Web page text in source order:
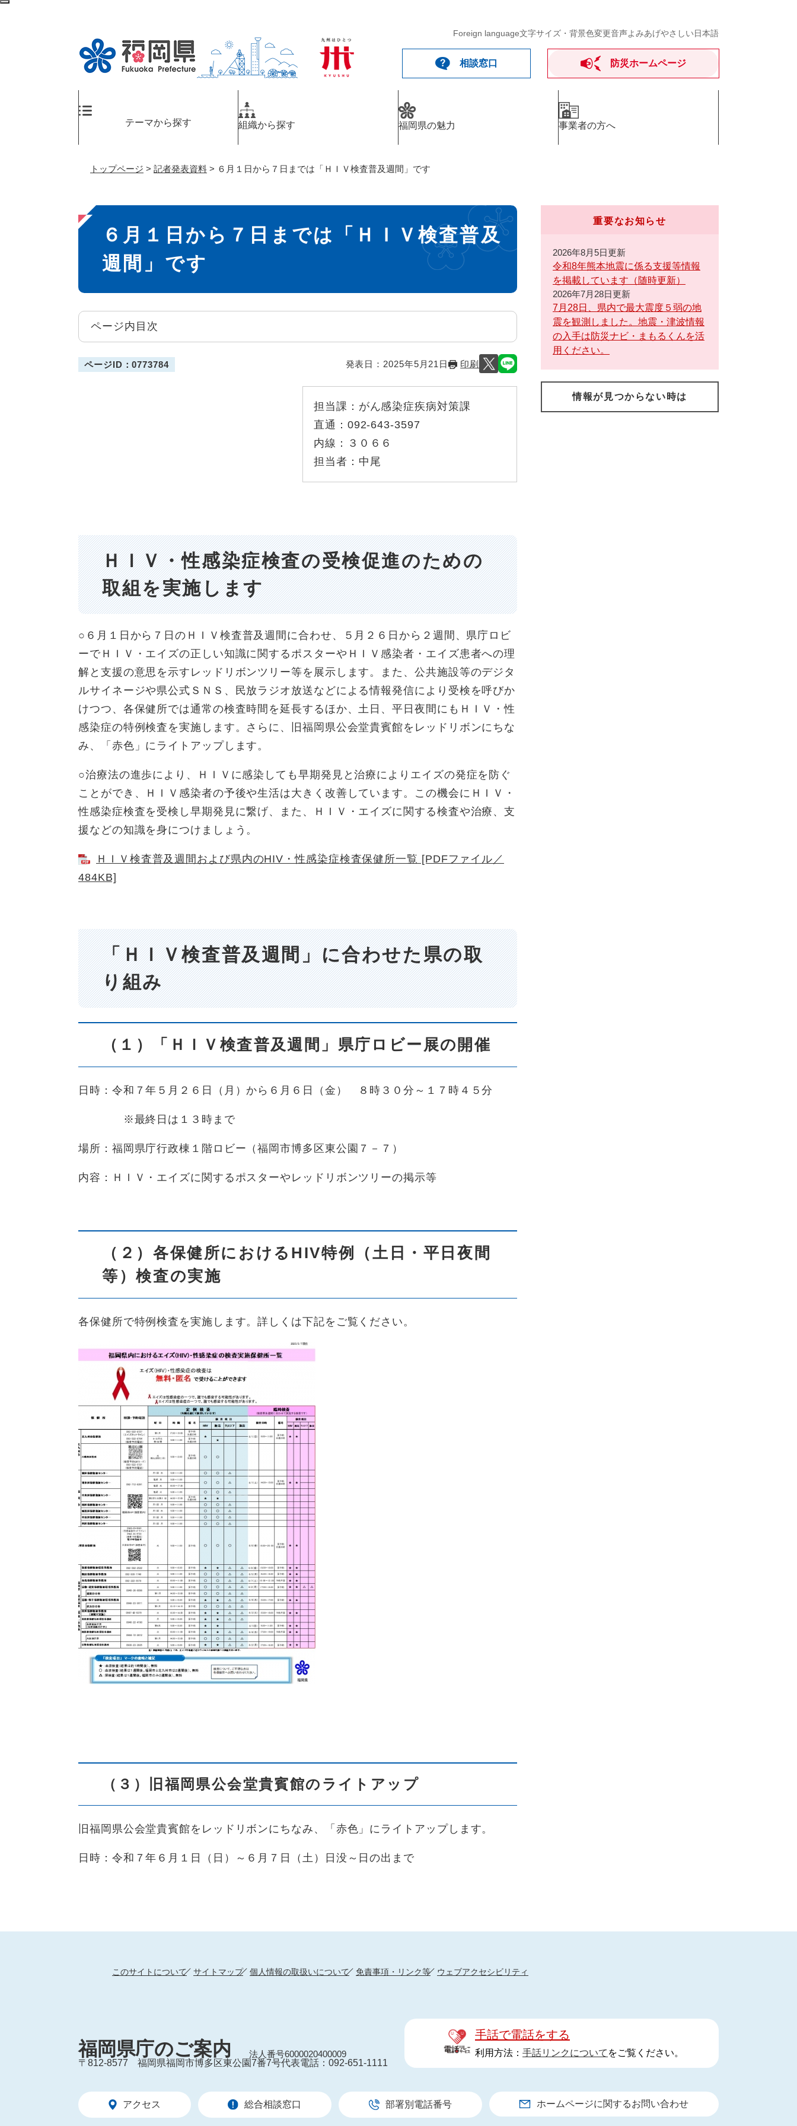
ペ
メ
Foreign language文字サイズ・背景色変更音声よみあげやさしい日本語
相談窓口 防災ホームページ
テーマから探す 組織から探す 福岡県の魅力 事業者の方へ
トップページ > 記者発表資料 > ６月１日から７日までは「ＨＩＶ検査普及週間」です
本
文
６月１日から７日までは「ＨＩＶ検査普及
週間」です
ページ内目次
ページID：0773784 発表日： 2025年5月21日 印刷
担当課： がん感染症疾病対策課
直通： 092-643-3597
内線：
３０６６
担当者： 中尾
ＨＩＶ・性感染症検査の受検促進のための
取組を実施します
○６月１日から７日の ＨＩＶ検査普及週間に合わせ、５月２６日から２週間、県庁ロビ
ーでＨＩＶ・エイズの正しい知識に関するポスターやＨＩＶ感染者・エイズ患者への理
解と支援の意思を示すレッドリボンツリー等を展示します。また、公共施設等のデジタ
ルサイネージや県公式ＳＮＳ、民放ラジオ放送などによる情報発信により受検を呼びか
けつつ、各保健所では通常の検査時間を延長するほか、土日、平日夜間にもＨＩＶ・性
感染症の特例検査を実施します。さらに、旧福岡県公会堂貴賓館をレッドリボンにちな
み、「赤色」にライトアップします。
○治療法の進歩により、ＨＩＶに感染しても早期発見と治療によりエイズの発症を防ぐ
ことができ、ＨＩＶ感染者の予後や生活は大きく改善しています。この機会にＨＩＶ・
性感染症検査を受検し早期発見に繋げ、また、ＨＩＶ・エイズに関する検査や治療、支
援などの知識を身につけましょう。
ＨＩＶ検査普及週間および県内のHIV・性感染症検査保健所一覧 [PDFファイル／
484KB]
「ＨＩＶ検査普及週間」に合わせた県の取
り組み
（１）「ＨＩＶ検査普及週間」県庁ロビー展の開催
日時：令和７年５月２６日（月）から６月６日（金） ８時３０分～１７時４５分
※最終日は１３時まで
場所：福岡県庁行政棟１階ロビー（福岡市博多区東公園７－７）
内容：ＨＩＶ・エイズに関するポスターやレッドリボンツリーの掲示等
（２）各保健所におけるHIV特例（土日・平日夜間
等）検査の実施
各保健所で特例検査を実施します。詳しくは下記をご覧ください。
（３）旧福岡県公会堂貴賓館のライトアップ
旧福岡県公会堂貴賓館をレッドリボンにちなみ、「赤色」にライトアップします。
日時：令和７年６月１日（日）～６月７日（土）日没～日の出まで
重要なお知らせ
2026年8月5日更新
令和8年熊本地震に係る支援等情報
を掲載しています（随時更新）
2026年7月28日更新
7月28日、県内で最大震度５弱の地
震を観測しました。地震・津波情報
の入手は防災ナビ・まもるくんを活
用ください。
情報が見つからない時は
このサイトについて サイトマップ 個人情報の取扱いについて 免責事項・リンク等 ウェブアクセシビリティ
福岡県庁のご案内
法人番号6000020400009
〒812-8577
福岡県福岡市博多区東公園7番7号代表電話：092-651-1111
手話で電話をする
利用方法： 手話リンクについて をご覧ください。
アクセス 総合相談窓口 部署別電話番号 ホームページに関するお問い合わせ